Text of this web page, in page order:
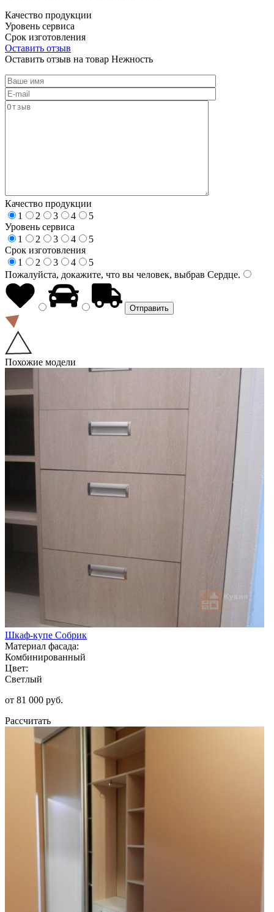
Качество продукции
Уровень сервиса
Срок изготовления
Оставить отзыв
Оставить отзыв на товар Нежность
Качество продукции
1
2 3 4
5
Уровень сервиса
1
2 3 4
5
Срок изготовления
1
2 3 4
5
Пожалуйста, докажите, что вы человек, выбрав Сердце.
Похожие модели
Шкаф-купе Собрик
Материал фасада:
Комбинированный
Цвет:
Светлый
от 81 000 руб.
Рассчитать